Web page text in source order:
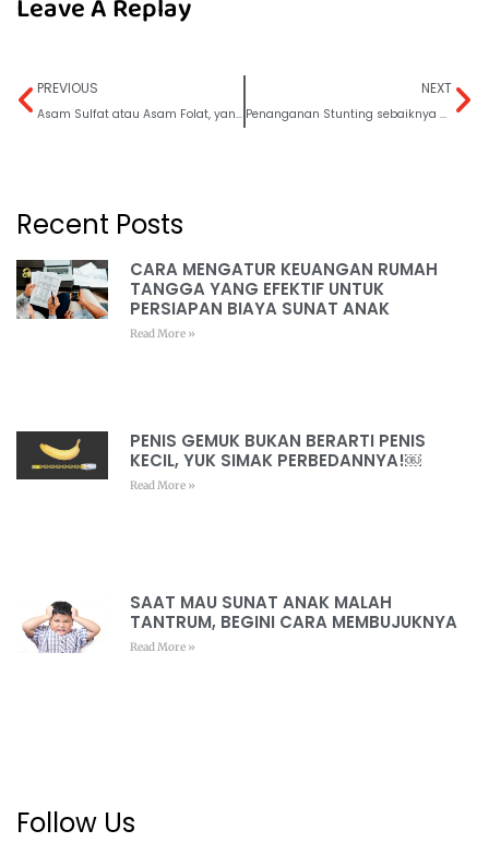
Leave A Replay
PREVIOUS
Asam Sulfat atau Asam Folat, yang penting untuk ibu hamil ?
NEXT
Penanganan Stunting sebaiknya sebelum ibu hamil
Recent Posts
CARA MENGATUR KEUANGAN RUMAH
TANGGA YANG EFEKTIF UNTUK
PERSIAPAN BIAYA SUNAT ANAK
Read More »
PENIS GEMUK BUKAN BERARTI PENIS
KECIL, YUK SIMAK PERBEDANNYA!￼
Read More »
SAAT MAU SUNAT ANAK MALAH
TANTRUM, BEGINI CARA MEMBUJUKNYA
Read More »
Follow Us